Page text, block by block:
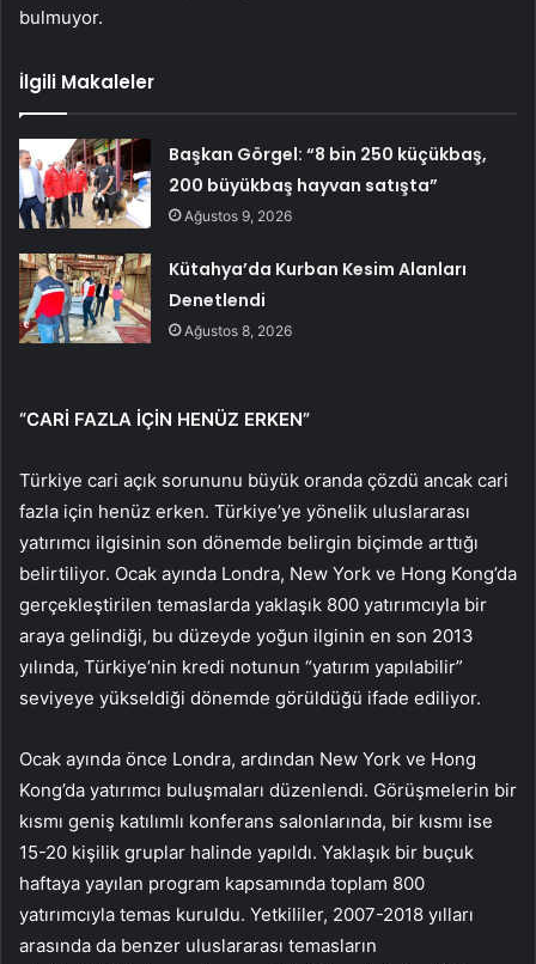
bulmuyor.
İlgili Makaleler
Başkan Görgel: “8 bin 250 küçükbaş,
200 büyükbaş hayvan satışta”
Ağustos 9, 2026
Kütahya’da Kurban Kesim Alanları
Denetlendi
Ağustos 8, 2026
“CARİ FAZLA İÇİN HENÜZ ERKEN”
Türkiye cari açık sorununu büyük oranda çözdü ancak cari
fazla için henüz erken. Türkiye’ye yönelik uluslararası
yatırımcı ilgisinin son dönemde belirgin biçimde arttığı
belirtiliyor. Ocak ayında Londra, New York ve Hong Kong’da
gerçekleştirilen temaslarda yaklaşık 800 yatırımcıyla bir
araya gelindiği, bu düzeyde yoğun ilginin en son 2013
yılında, Türkiye’nin kredi notunun “yatırım yapılabilir”
seviyeye yükseldiği dönemde görüldüğü ifade ediliyor.
Ocak ayında önce Londra, ardından New York ve Hong
Kong’da yatırımcı buluşmaları düzenlendi. Görüşmelerin bir
kısmı geniş katılımlı konferans salonlarında, bir kısmı ise
15-20 kişilik gruplar halinde yapıldı. Yaklaşık bir buçuk
haftaya yayılan program kapsamında toplam 800
yatırımcıyla temas kuruldu. Yetkililer, 2007-2018 yılları
arasında da benzer uluslararası temasların